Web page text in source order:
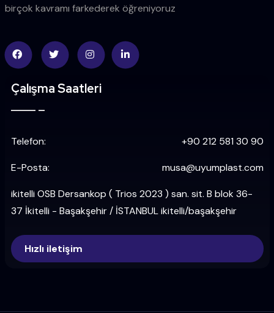
birçok kavramı farkederek öğreniyoruz
Çalışma Saatleri
Telefon: +90 212 581 30 90
E-Posta: musa@uyumplast.com
ikitelli OSB Dersankop ( Trios 2023 ) san. sit. B blok 36-
37 İkitelli - Başakşehir / İSTANBUL ikitelli/başakşehir
Hızlı iletişim